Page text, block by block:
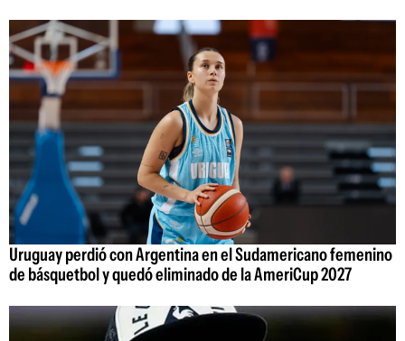
Uruguay perdió con Argentina en el Sudamericano femenino
de básquetbol y quedó eliminado de la AmeriCup 2027